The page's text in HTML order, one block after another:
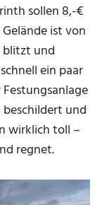
sollen 8,-€
ist von
blitzt und
ein paar
und
wirklich toll –
regnet.